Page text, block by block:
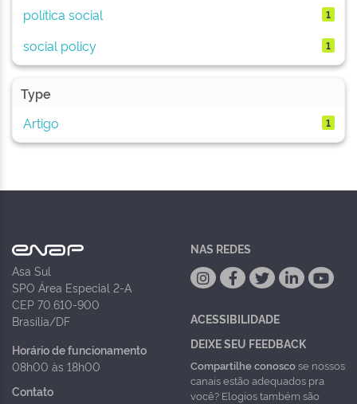
política social 1
social policy 1
Type
Artigo
1
Asa Sul
SPO Área Especial 2-A
CEP 70.610-900
Brasília/DF
Horário de funcionamento
08h00 às 18h00
Contato
NAS REDES
ACESSIBILIDADE
DEIXE SEU FEEDBACK
Compartilhe conoscose nossos
canais estão adequados pra
você? Elogios também são